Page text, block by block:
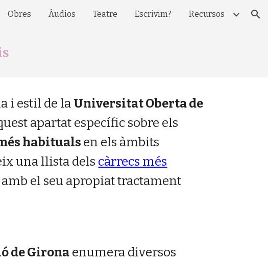
navigation
Obres Àudios Teatre Escrivim? Recursos
i estil de la Universitat Oberta de
apartat específic sobre els
habituals en els àmbits
una llista dels càrrecs més
el seu apropiat tractament
de Girona enumera diversos